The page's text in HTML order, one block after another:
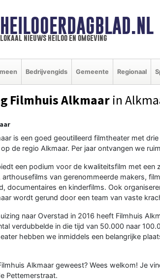
HEILOOERDAGBLAD.NL
lokaal nieuws heiloo en omgeving
Bedrijvengids Gemeente Regionaal
Filmhuis Alkmaar in
is een goed geoutilleerd filmtheater met
de regio Alkmaar. Per jaar ontvangen we
een podium voor de kwaliteitsfilm met
arthousefilms van gerenommeerde makers,
documentaires en kinderfilms. Ook
wordt gerund door een team van vaste
naar Overstad in 2016 heeft Filmhuis
verdubbelde in die tijd van 50.000 naar
hebben we inmiddels een belangrijke
Alkmaar geweest? Wees welkom! Je
Pettemerstraat.